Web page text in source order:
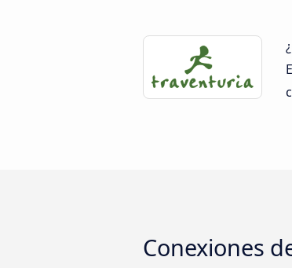
Conexiones